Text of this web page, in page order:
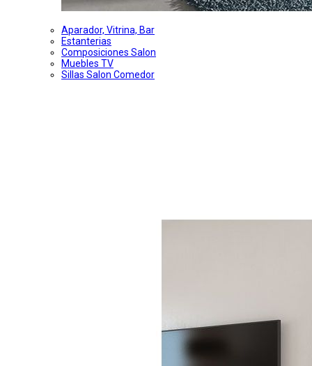
Aparador, Vitrina, Bar
Estanterias
Composiciones Salon
Muebles TV
Sillas Salon Comedor